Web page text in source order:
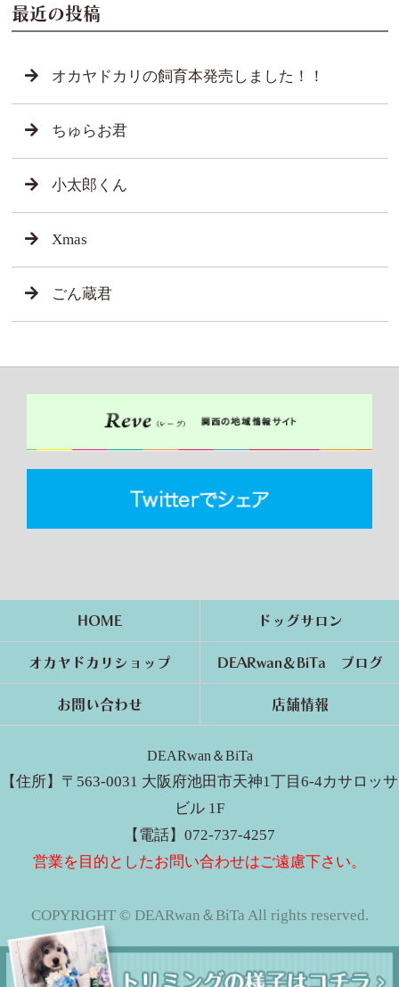
最近の投稿
オカヤドカリの飼育本発売しました！！
ちゅらお君
小太郎くん
Xmas
ごん蔵君
HOME ドッグサロン
オカヤドカリショップ DEARwan＆BiTa ブログ
お問い合わせ 店舗情報
DEARwan＆BiTa
【住所】〒563-0031 大阪府池田市天神1丁目6-4カサロッサ
ビル 1F
【電話】072-737-4257
営業を目的としたお問い合わせはご遠慮下さい。
COPYRIGHT © DEARwan＆BiTa All rights reserved.